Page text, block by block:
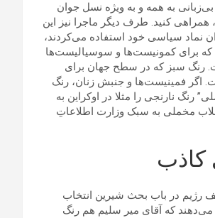
به همه و به ویژه نسل جوان
کنید. طرف دیگر ماجرا نیز این
نماد سیاسی خود استفاده می‌کردند،
برای کمونیست‌ها و سوسیالیست‌ها
رنگ سبز که در سطح جهان برای
اگر فمینیست‌ها و جنبش زنان، رنگ
نارنجی را مثلا در اوکراین به
مخملی به سبک وزارت اطلاعاتِ
کاذب
رژیم در باب بحث شیرین انتخاب
می‌دهند که آقای میر سلیم هم رنگ